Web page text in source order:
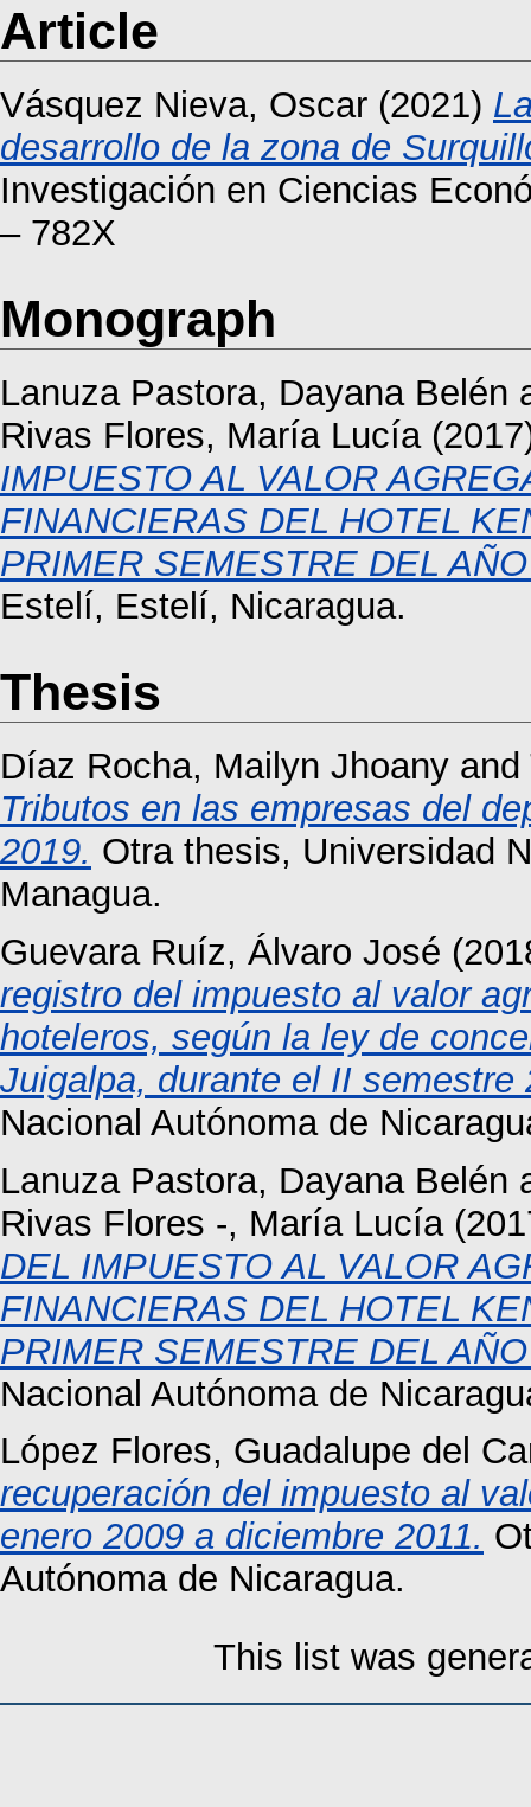
Article
Vásquez Nieva, Oscar (2021)
desarrollo de la zona de
Investigación en Ciencias
– 782X
Monograph
Lanuza Pastora, Dayana Belén
Rivas Flores, María Lucía
IMPUESTO AL VALOR
FINANCIERAS DEL HOTEL
PRIMER SEMESTRE DEL
Estelí, Estelí, Nicaragua.
Thesis
Díaz Rocha, Mailyn Jhoany and
Tributos en las empresas del
2019. Otra thesis, Universidad
Managua.
Guevara Ruíz, Álvaro José
registro del impuesto al valor
hoteleros, según la ley de
Juigalpa, durante el II semestre
Nacional Autónoma de
Lanuza Pastora, Dayana Belén
Rivas Flores -, María Lucía
DEL IMPUESTO AL VALOR
FINANCIERAS DEL HOTEL
PRIMER SEMESTRE DEL
Nacional Autónoma de
López Flores, Guadalupe del
recuperación del impuesto al
enero 2009 a diciembre 2011.
Autónoma de Nicaragua.
This list was